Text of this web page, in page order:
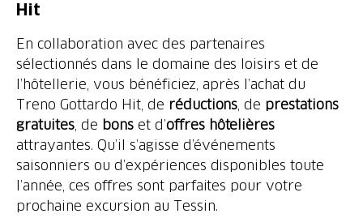
Hit
En collaboration avec des partenaires
sélectionnés dans le domaine des loisirs et de
l’hôtellerie, vous bénéficiez, après l’achat du
Treno Gottardo Hit, de réductions , de prestations
gratuites, de bonset d’offres hôtelières
attrayantes. Qu’il s’agisse d’événements
saisonniers ou d’expériences disponibles toute
l’année, ces offres sont parfaites pour votre
prochaine excursion au Tessin.